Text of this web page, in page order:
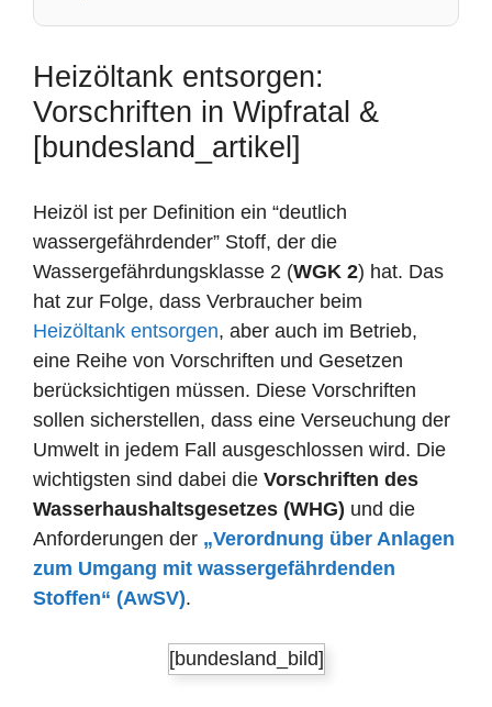
Heizöltank entsorgen:
Vorschriften in Wipfratal &
[bundesland_artikel]
Heizöl ist per Definition ein “deutlich
wassergefährdender” Stoff, der die
Wassergefährdungsklasse 2 (WGK 2) hat. Das
hat zur Folge, dass Verbraucher beim
Heizöltank entsorgen, aber auch im Betrieb,
eine Reihe von Vorschriften und Gesetzen
berücksichtigen müssen. Diese Vorschriften
sollen sicherstellen, dass eine Verseuchung der
Umwelt in jedem Fall ausgeschlossen wird. Die
wichtigsten sind dabei die Vorschriften des
Wasserhaushaltsgesetzes (WHG) und die
Anforderungen der „Verordnung über Anlagen
zum Umgang mit wassergefährdenden
Stoffen“ (AwSV).
[bundesland_bild]